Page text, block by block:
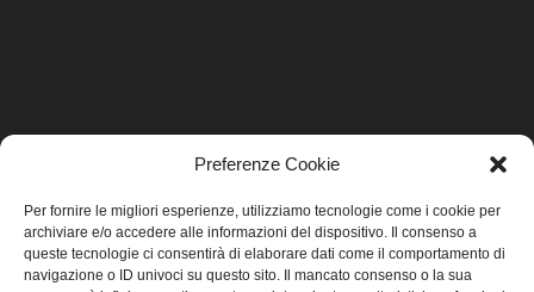
Preferenze Cookie
Per fornire le migliori esperienze, utilizziamo tecnologie come i cookie per
archiviare e/o accedere alle informazioni del dispositivo. Il consenso a
queste tecnologie ci consentirà di elaborare dati come il comportamento di
navigazione o ID univoci su questo sito. Il mancato consenso o la sua
Home